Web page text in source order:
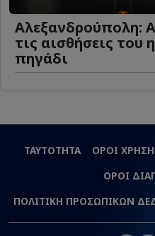
Αλεξανδρούπολη:
τις αισθήσεις του
πηγάδι
ΤΑΥΤΟΤΗΤΑ ΟΡΟΙ
ΟΡΟΙ
ΠΟΛΙΤΙΚΗ ΠΡΟΣΩΠΙΚΩΝ